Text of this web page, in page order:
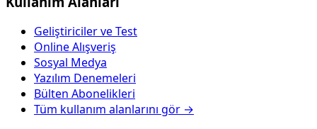
Geliştiriciler ve Test
Online Alışveriş
Sosyal Medya
Yazılım Denemeleri
Bülten Abonelikleri
Tüm kullanım alanlarını gör →